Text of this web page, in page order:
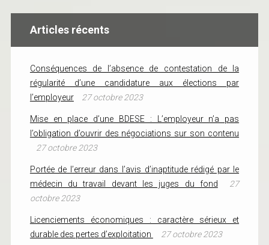
Articles récents
Conséquences de l’absence de contestation de la
régularité d’une candidature aux élections par
l’employeur
27 octobre 2023
Mise en place d’une BDESE : L’employeur n’a pas
l’obligation d’ouvrir des négociations sur son contenu
27 octobre 2023
Portée de l’erreur dans l’avis d’inaptitude rédigé par le
médecin du travail devant les juges du fond
27
octobre 2023
Licenciements économiques : caractère sérieux et
durable des pertes d’exploitation
27 octobre 2023